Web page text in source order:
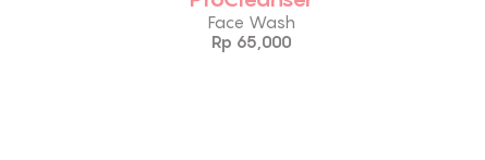
Face Wash
Rp 65,000